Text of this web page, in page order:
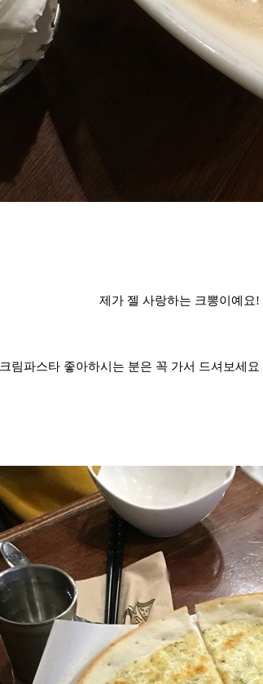
제가 젤 사랑하는 크뽕이예요!
크림파스타 좋아하시는 분은 꼭 가서 드셔보세